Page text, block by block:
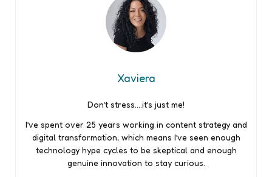
Xaviera
Don’t stress….it’s just me!
I’ve spent over 25 years working in content strategy and
digital transformation, which means I’ve seen enough
technology hype cycles to be skeptical and enough
genuine innovation to stay curious.